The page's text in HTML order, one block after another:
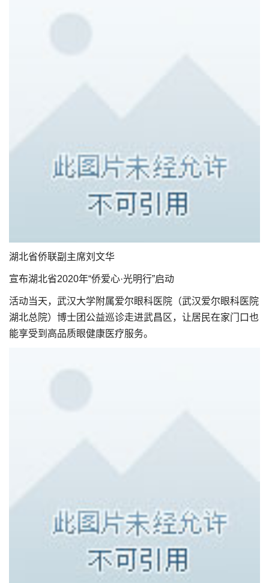
湖北省侨联副主席刘文华
宣布湖北省2020年“侨爱心·光明行”启动
活动当天，武汉大学附属爱尔眼科医院（武汉爱尔眼科医院
湖北总院）博士团公益巡诊走进武昌区，让居民在家门口也
能享受到高品质眼健康医疗服务。